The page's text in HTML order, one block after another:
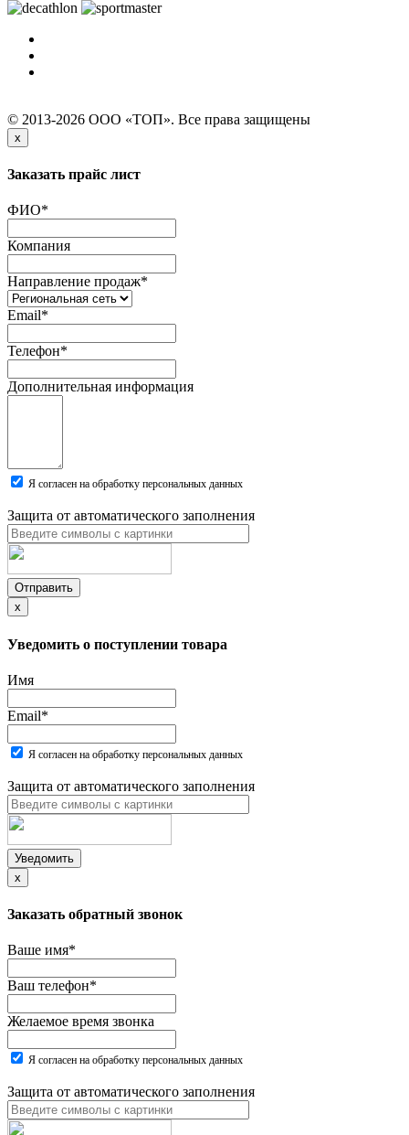
© 2013-2026 ООО «ТОП». Все права защищены
x
Заказать прайс лист
ФИО*
Компания
Направление продаж*
Email*
Телефон*
Дополнительная информация
Я согласен на обработку персональных данных
Защита от автоматического заполнения
Отправить
x
Уведомить о поступлении товара
Имя
Email*
Я согласен на обработку персональных данных
Защита от автоматического заполнения
Уведомить
x
Заказать обратный звонок
Ваше имя*
Ваш телефон*
Желаемое время звонка
Я согласен на обработку персональных данных
Защита от автоматического заполнения